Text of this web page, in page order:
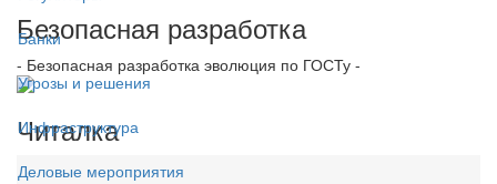
Банки
Угрозы и решения
Инфраструктура
Деловые мероприятия
Безопасная разработка
- Безопасная разработка эволюция по ГОСТу -
Читалка